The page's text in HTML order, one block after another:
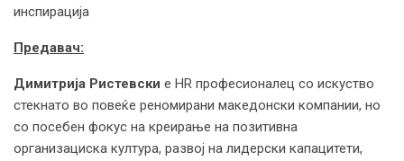
инспирација
Предавач:
Димитрија Ристевски е HR професионалец со искуство
стекнато во повеќе реномирани македонски компании, но
со посебен фокус на креирање на позитивна
организациска култура, развој на лидерски капацитети,